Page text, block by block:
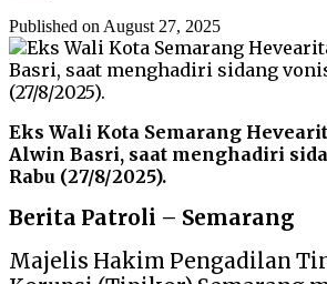
Published on August 27, 2025
Eks Wali Kota Semarang
Alwin Basri, saat menghadiri
Rabu (27/8/2025).
Berita Patroli – Semarang
Majelis Hakim Pengadilan